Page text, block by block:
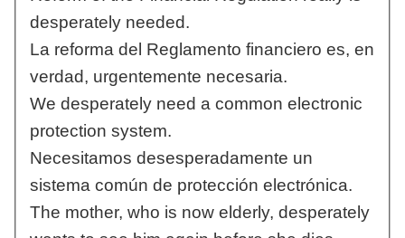
desperately needed.
La reforma del Reglamento financiero es, en
verdad, urgentemente necesaria.
We desperately need a common electronic
protection system.
Necesitamos desesperadamente un
sistema común de protección electrónica.
The mother, who is now elderly, desperately